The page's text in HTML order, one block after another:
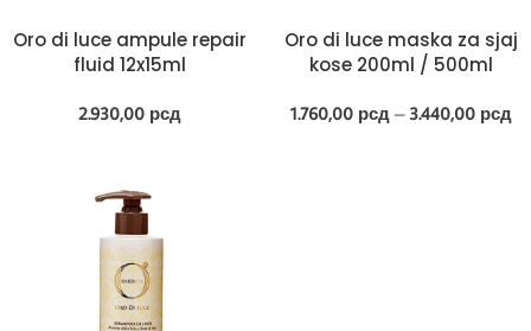
Oro di luce ampule repair
fluid 12x15ml
2.930,00 рсд
Oro di luce maska za sjaj
kose 200ml / 500ml
1.760,00 рсд – 3.440,00 рсд